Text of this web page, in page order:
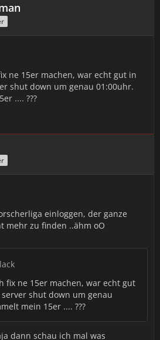
ne 15er machen, war echt gut in
shut down um genau 01:00uhr.
.... ???
einloggen, der ganze
mehr zu finden ..ähm oO
fix ne 15er machen, war echt gut
shut down um genau
mein 15er .... ???
dann schau ich mal was